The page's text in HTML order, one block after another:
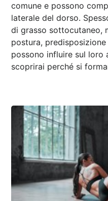
comune e possono
laterale del dorso.
di grasso sottocutaneo,
postura,
possono influire sul loro
scoprirai perché si